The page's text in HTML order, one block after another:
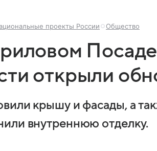
проекты России Общество
открыли
крышу и фасады, а
внутреннюю отделку.